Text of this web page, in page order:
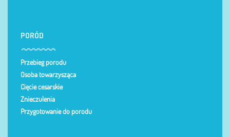
PORÓD
Przebieg porodu
Osoba towarzysząca
Cięcie cesarskie
Znieczulenia
Przygotowanie do porodu